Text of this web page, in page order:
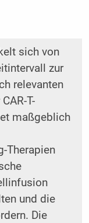
sich von
zur
relevanten
T-
maßgeblich
Therapien
und die
Die